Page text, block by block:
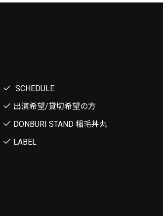
SCHEDULE
出演希望/貸切希望の方
DONBURI STAND 稲毛丼丸
LABEL